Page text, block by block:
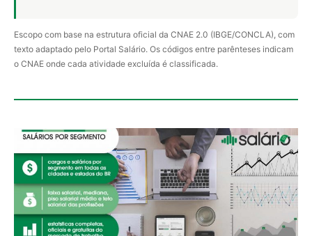
Escopo com base na estrutura oficial da CNAE 2.0 (IBGE/CONCLA), com
texto adaptado pelo Portal Salário. Os códigos entre parênteses indicam
o CNAE onde cada atividade excluída é classificada.